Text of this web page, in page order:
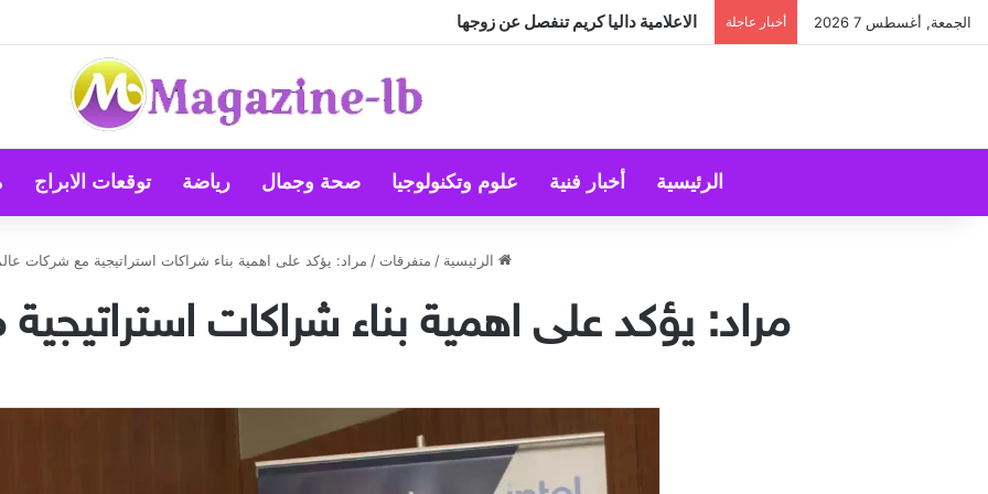
الجمعة, أغسطس 7 2026 أخبار عاجلة الاعلامية داليا كريم تنفصل عن زوجها
الرئيسية أخبار فنية علوم وتكنولوجيا صحة وجمال رياضة توقعات الابراج
الرئيسية / متفرقات / مراد: يؤكد على اهمية بناء شراكات استراتيجية مع شركات
مراد: يؤكد على اهمية بناء شراكات